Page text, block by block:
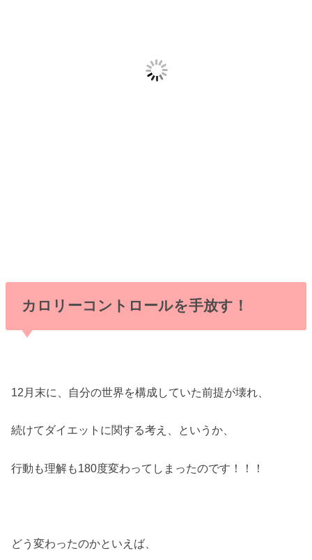
カロリーコントロールを手放す！
12月末に、自分の世界を構成していた前提が壊れ、
続けてダイエットに関する考え、というか、
行動も理解も180度変わってしまったのです！！！
どう変わったのかといえば、